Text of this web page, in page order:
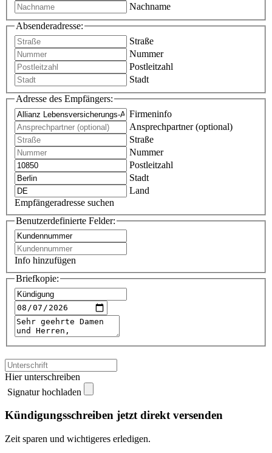
Nachname
Absenderadresse:
Straße
Nummer
Postleitzahl
Stadt
Adresse des Empfängers:
Firmeninfo
Ansprechpartner (optional)
Straße
Nummer
Postleitzahl
Stadt
Land
Empfängeradresse suchen
Benutzerdefinierte Felder:
Info hinzufügen
Briefkopie:
Hier unterschreiben
Signatur hochladen
Kündigungsschreiben jetzt direkt versenden
Zeit sparen und wichtigeres erledigen.